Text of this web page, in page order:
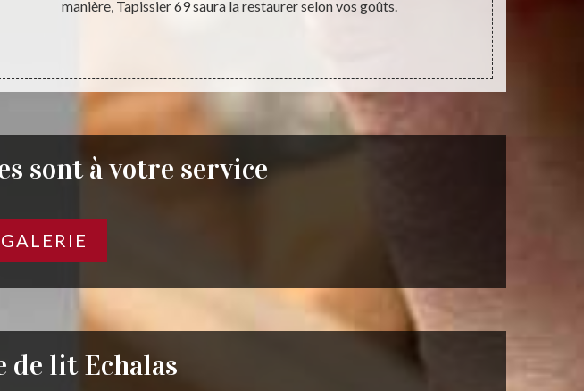
manière, Tapissier 69 saura la restaurer selon vos goûts.
sont à votre service
de lit Echalas